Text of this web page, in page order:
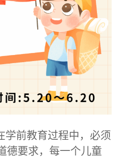
前教育过程中，必须
德要求，每一个儿童